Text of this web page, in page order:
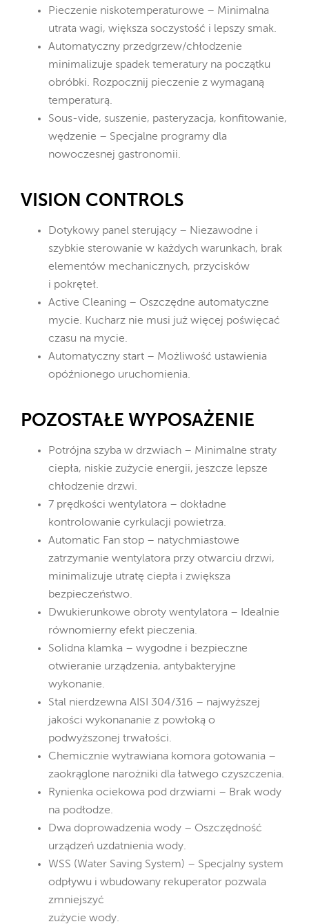
Pieczenie niskotemperaturowe – Minimalna
utrata wagi, większa soczystość i lepszy smak.
Automatyczny przedgrzew/chłodzenie
minimalizuje spadek temeratury na początku
obróbki. Rozpocznij pieczenie z wymaganą
temperaturą.
Sous-vide, suszenie, pasteryzacja, konfitowanie,
wędzenie – Specjalne programy dla
nowoczesnej gastronomii.
VISION CONTROLS
Dotykowy panel sterujący – Niezawodne i
szybkie sterowanie w każdych warunkach, brak
elementów mechanicznych, przycisków
i pokręteł.
Active Cleaning – Oszczędne automatyczne
mycie. Kucharz nie musi już więcej poświęcać
czasu na mycie.
Automatyczny start – Możliwość ustawienia
opóźnionego uruchomienia.
POZOSTAŁE WYPOSAŻENIE
Potrójna szyba w drzwiach – Minimalne straty
ciepła, niskie zużycie energii, jeszcze lepsze
chłodzenie drzwi.
7 prędkości wentylatora – dokładne
kontrolowanie cyrkulacji powietrza.
Automatic Fan stop – natychmiastowe
zatrzymanie wentylatora przy otwarciu drzwi,
minimalizuje utratę ciepła i zwiększa
bezpieczeństwo.
Dwukierunkowe obroty wentylatora – Idealnie
równomierny efekt pieczenia.
Solidna klamka – wygodne i bezpieczne
otwieranie urządzenia, antybakteryjne
wykonanie.
Stal nierdzewna AISI 304/316 – najwyższej
jakości wykonananie z powłoką o
podwyższonej trwałości.
Chemicznie wytrawiana komora gotowania –
zaokrąglone narożniki dla łatwego czyszczenia.
Rynienka ociekowa pod drzwiami – Brak wody
na podłodze.
Dwa doprowadzenia wody – Oszczędność
urządzeń uzdatnienia wody.
WSS (Water Saving System) – Specjalny system
odpływu i wbudowany rekuperator pozwala
zmniejszyć
zużycie wody.